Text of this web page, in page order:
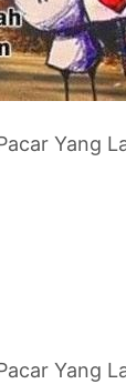
Yang
Yang